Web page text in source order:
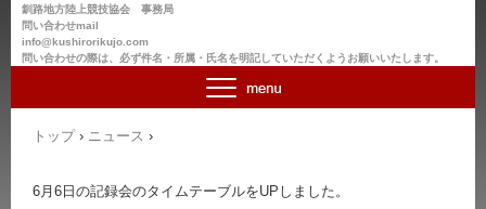
釧路地方陸上競技協会 事務局
問い合わせmail
info@kushirorikujo.com
問い合わせの際は、必ず件名・所属・氏名を明記していただくようお願いいたします。
トップ › ニュース ›
6月6日の記録会のタイムテーブルをUPしました。